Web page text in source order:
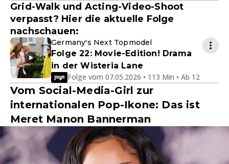
Grid-Walk und Acting-Video-Shoot
verpasst? Hier die aktuelle Folge
nachschauen:
Germany's Next Topmodel
Folge 22: Movie-Edition! Drama
in der Wisteria Lane
Folge vom 07.05.2026 • 113 Min • Ab 12
Vom Social-Media-Girl zur
internationalen Pop-Ikone: Das ist
Meret Manon Bannerman